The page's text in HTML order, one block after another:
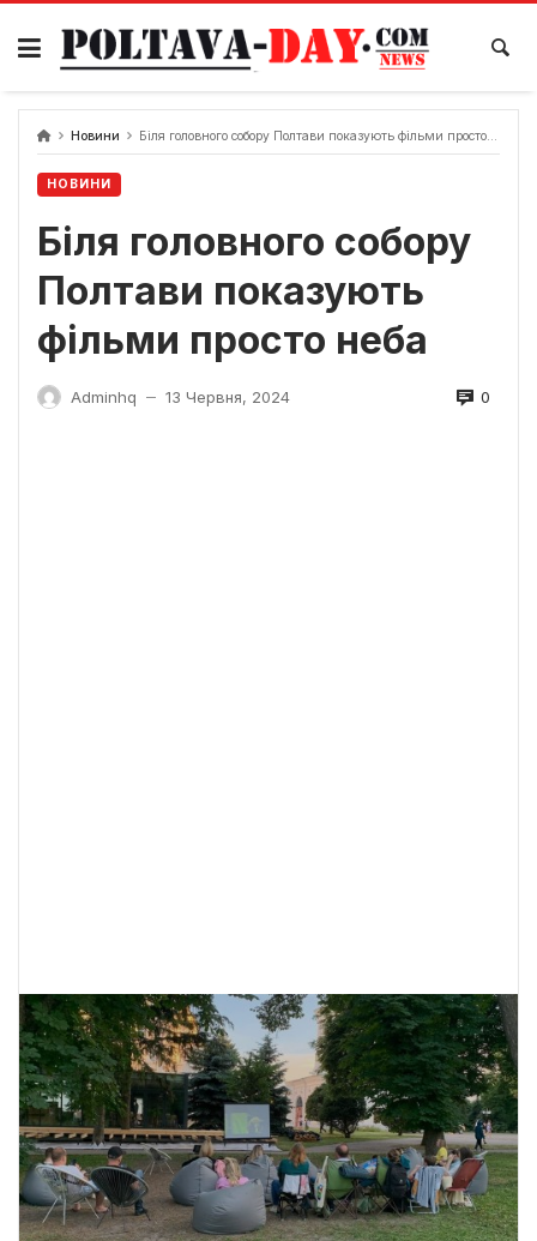
Skip
content
Новини Біля головного собору Полтави показують фільми просто неба
НОВИНИ
Біля головного собору
Полтави показують
фільми просто неба
Adminhq — 13 Червня, 2024 0